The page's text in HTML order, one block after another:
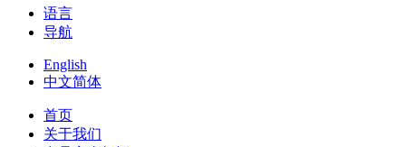
语言
导航
English
中文简体
首页
关于我们